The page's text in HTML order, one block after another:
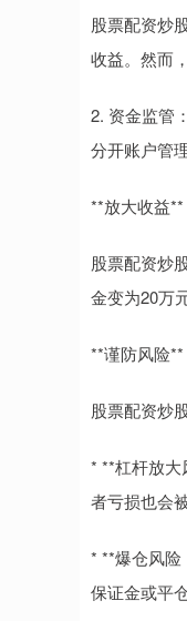
股票配资炒
收益。然而
2. 资金监管
分开账户管
**放大收益**
股票配资炒
金变为20万
**谨防风险**
股票配资炒
* **杠杆放大
者亏损也会
* **爆仓风险
保证金或平